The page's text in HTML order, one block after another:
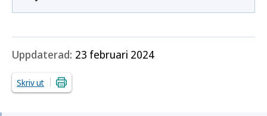
Uppdaterad: 23 februari 2024
Skriv ut